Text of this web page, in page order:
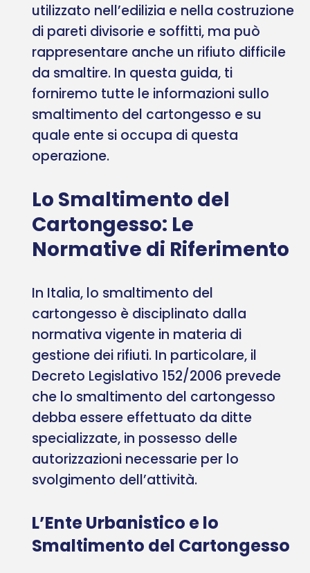
utilizzato nell’edilizia e nella costruzione
di pareti divisorie e soffitti, ma può
rappresentare anche un rifiuto difficile
da smaltire. In questa guida, ti
forniremo tutte le informazioni sullo
smaltimento del cartongesso e su
quale ente si occupa di questa
operazione.
Lo Smaltimento del
Cartongesso: Le
Normative di Riferimento
In Italia, lo smaltimento del
cartongesso è disciplinato dalla
normativa vigente in materia di
gestione dei rifiuti. In particolare, il
Decreto Legislativo 152/2006 prevede
che lo smaltimento del cartongesso
debba essere effettuato da ditte
specializzate, in possesso delle
autorizzazioni necessarie per lo
svolgimento dell’attività.
L’Ente Urbanistico e lo
Smaltimento del Cartongesso